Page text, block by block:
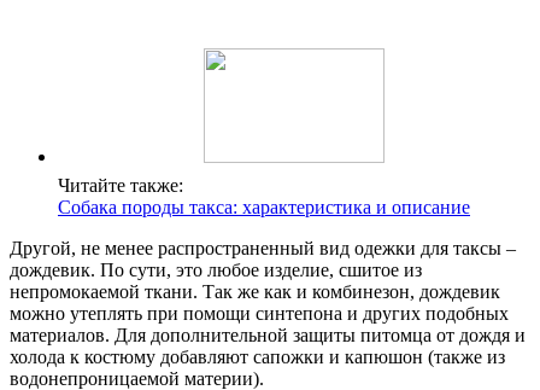
Читайте также:
Собака породы такса: характеристика и описание
Другой, не менее распространенный вид одежки для таксы –
дождевик. По сути, это любое изделие, сшитое из
непромокаемой ткани. Так же как и комбинезон, дождевик
можно утеплять при помощи синтепона и других подобных
материалов. Для дополнительной защиты питомца от дождя и
холода к костюму добавляют сапожки и капюшон (также из
водонепроницаемой материи).